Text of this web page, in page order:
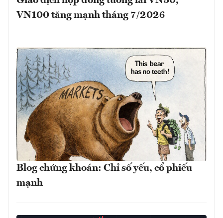
VN100 tăng mạnh tháng 7/2026
Blog chứng khoán: Chỉ số yếu, cổ phiếu
mạnh